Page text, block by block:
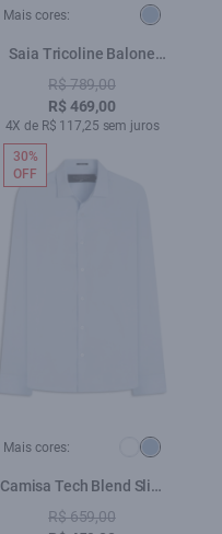
Mais cores:
Saia Tricoline Balone
Azul Claro
R$ 789,00
R$ 469,00
4X de R$ 117,25 sem juros
Mais cores:
Camisa Tech Blend Slim
Azul Claro
R$ 659,00
30%
OFF